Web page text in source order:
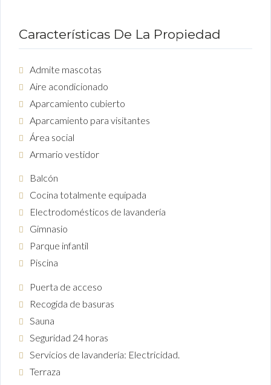
Características De La Propiedad
Admite mascotas
Aire acondicionado
Aparcamiento cubierto
Aparcamiento para visitantes
Área social
Armario vestidor
Balcón
Cocina totalmente equipada
Electrodomésticos de lavandería
Gimnasio
Parque infantil
Piscina
Puerta de acceso
Recogida de basuras
Sauna
Seguridad 24 horas
Servicios de lavandería: Electricidad.
Terraza